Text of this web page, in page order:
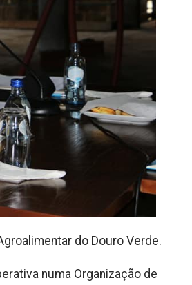
do Douro Verde.
numa Organização de